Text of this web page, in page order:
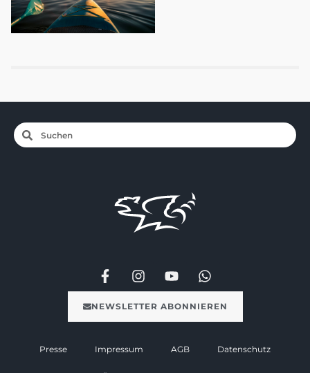
NEWSLETTER ABONNIEREN
Presse Impressum AGB Datenschutz